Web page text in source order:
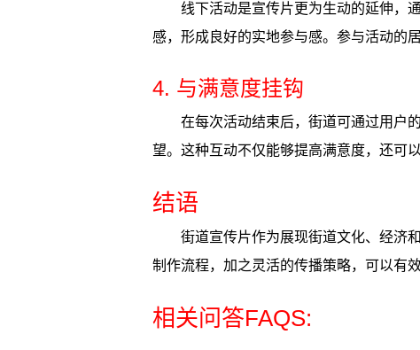
线下活动是宣传片更为生动的延伸，
感，形成良好的实地参与感。参与活动的
4. 与满意度挂钩
在每次活动结束后，街道可通过用户
望。这种互动不仅能够提高满意度，还可
结语
街道宣传片作为展现街道文化、经济
制作流程，加之灵活的传播策略，可以有
相关问答FAQS: